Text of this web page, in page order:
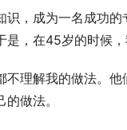
，成为一名成功
，在45岁的时候，
理解我的做法。
做法。